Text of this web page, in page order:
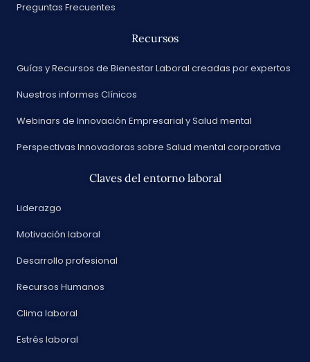
Preguntas Frecuentes
Recursos
Guías y Recursos de Bienestar Laboral creadas por expertos
Nuestros informes Clínicos
Webinars de Innovación Empresarial y Salud mental
Perspectivas Innovadoras sobre Salud mental corporativa
Claves del entorno laboral
Liderazgo
Motivación laboral
Desarrollo profesional
Recursos Humanos
Clima laboral
Estrés laboral